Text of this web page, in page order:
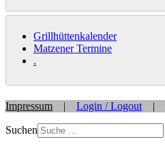
Grillhüttenkalender
Matzener Termine
.
Impressum | Login / Logout |
Suchen